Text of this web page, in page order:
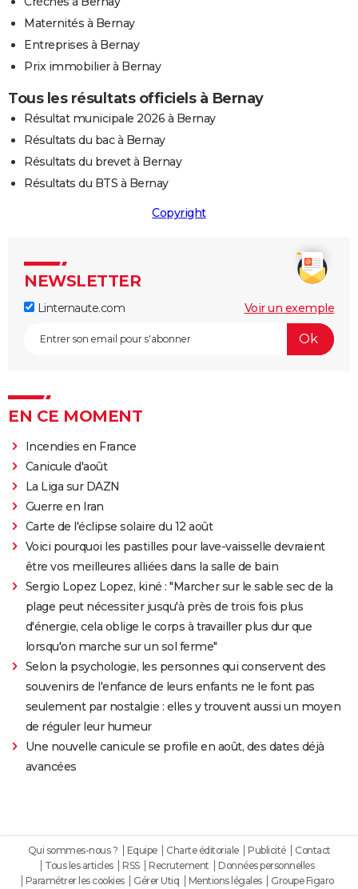
Maternités à Bernay
Entreprises à Bernay
Prix immobilier à Bernay
Tous les résultats officiels à Bernay
Résultat municipale 2026 à Bernay
Résultats du bac à Bernay
Résultats du brevet à Bernay
Résultats du BTS à Bernay
Copyright
NEWSLETTER
Linternaute.com Voir un exemple
EN CE MOMENT
Incendies en France
Canicule d'août
La Liga sur DAZN
Guerre en Iran
Carte de l'éclipse solaire du 12 août
Voici pourquoi les pastilles pour lave-vaisselle devraient
être vos meilleures alliées dans la salle de bain
Sergio Lopez Lopez, kiné : "Marcher sur le sable sec de la
plage peut nécessiter jusqu'à près de trois fois plus
d'énergie, cela oblige le corps à travailler plus dur que
lorsqu'on marche sur un sol ferme"
Selon la psychologie, les personnes qui conservent des
souvenirs de l'enfance de leurs enfants ne le font pas
seulement par nostalgie : elles y trouvent aussi un moyen
de réguler leur humeur
Une nouvelle canicule se profile en août, des dates déjà
avancées
Qui sommes-nous ? Equipe Charte éditoriale Publicité
Contact
Tous les articles
RSS Recrutement
Données personnelles
Paramétrer les cookies
Gérer Utiq Mentions légales Groupe Figaro